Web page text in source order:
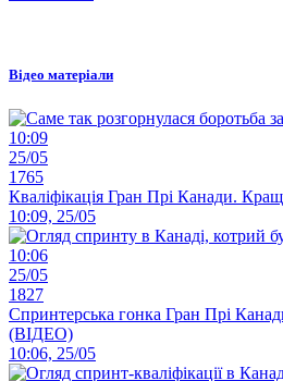
Відео матеріали
10:09
25/05
1765
Кваліфікація Гран Прі Канади.
10:09, 25/05
10:06
25/05
1827
Спринтерська гонка Гран Прі
(ВІДЕО)
10:06, 25/05